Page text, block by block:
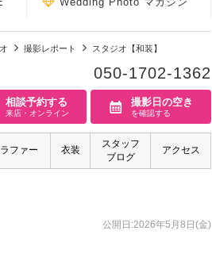
撮影レポート スタジオ【和装】
050-1702-1362
相談予約する
来店・オンライン
撮影日の空き
を確認する
ファー 衣装
スタッフ
ブログ
アクセス
公開日:2026年5月8日(金)